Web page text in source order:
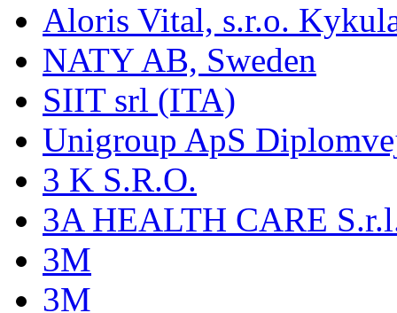
Aloris Vital, s.r.o.
NATY AB, Sweden
SIIT srl (ITA)
Unigroup ApS
3 K S.R.O.
3A HEALTH CARE
3M
3M